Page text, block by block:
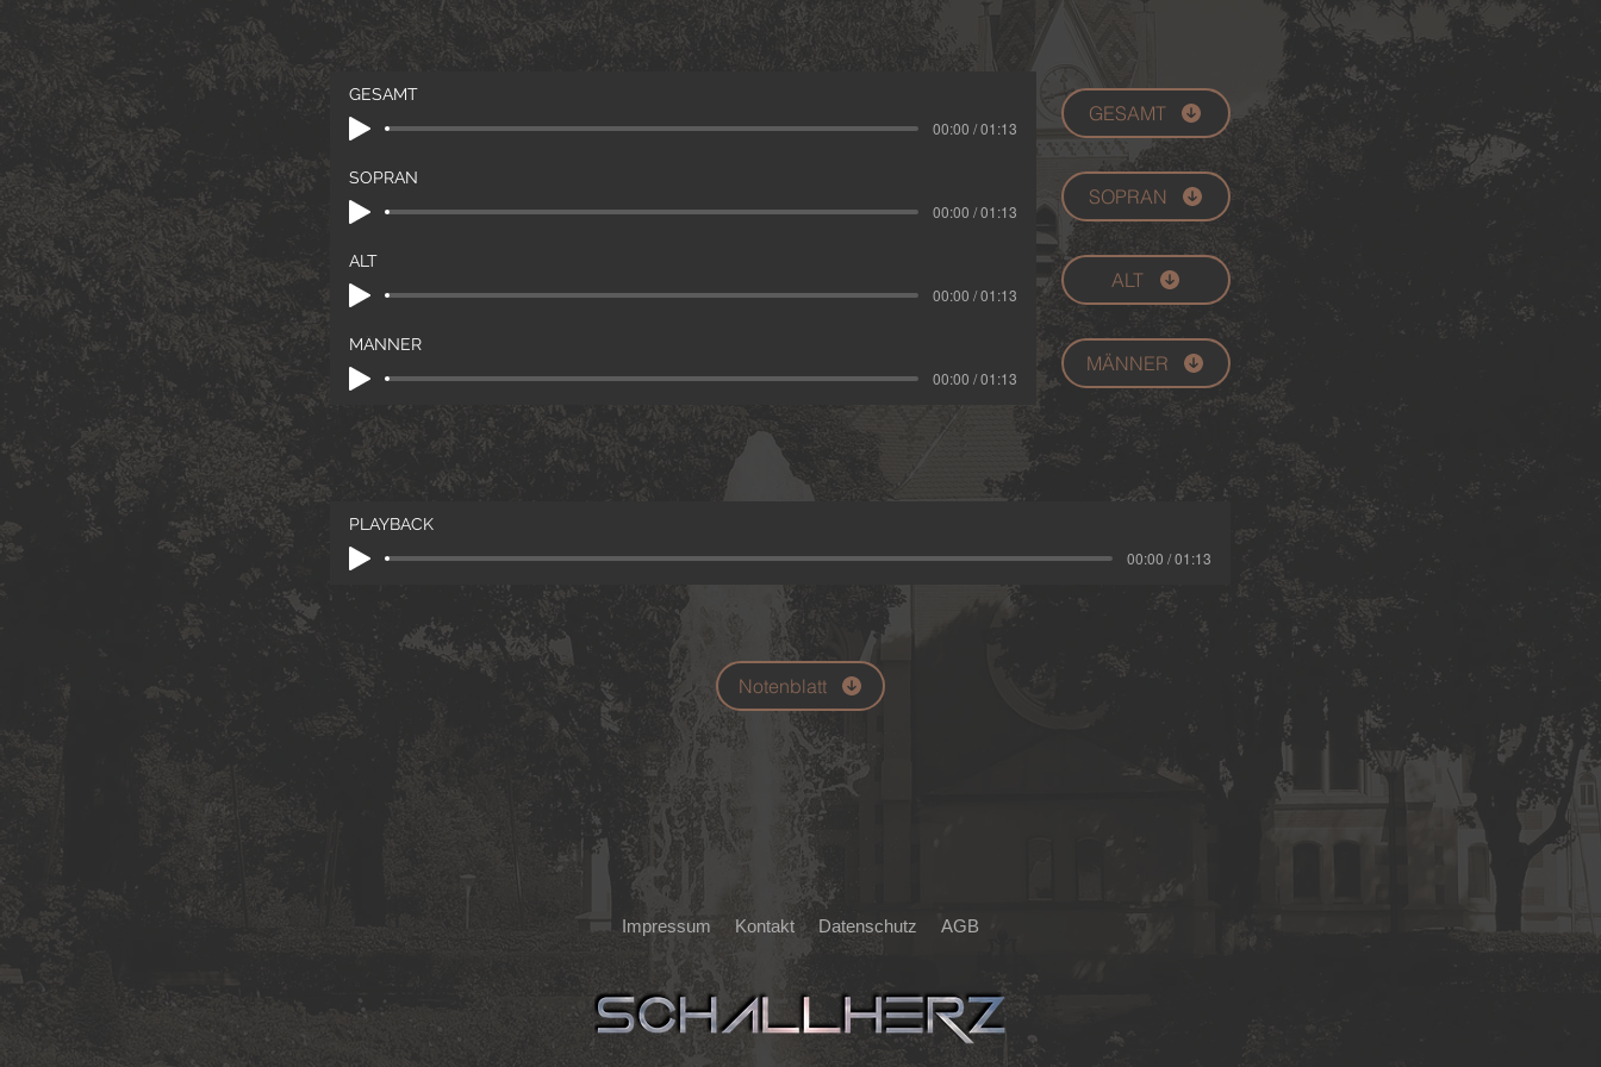
GESAMT
00:00 / 01:13
GESAMT
SOPRAN
00:00 / 01:13
SOPRAN
ALT
00:00 / 01:13
ALT
MÄNNER
00:00 / 01:13
MÄNNER
PLAYBACK
00:00 / 01:13
Notenblatt
Impressum Kontakt Datenschutz AGB